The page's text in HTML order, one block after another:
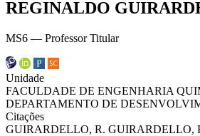
REGINALDO
MS6 — Professor Titular
Unidade
FACULDADE DE ENGENHARIA
DEPARTAMENTO DE
Citações
GUIRARDELLO, R. GUIRARDELLO,